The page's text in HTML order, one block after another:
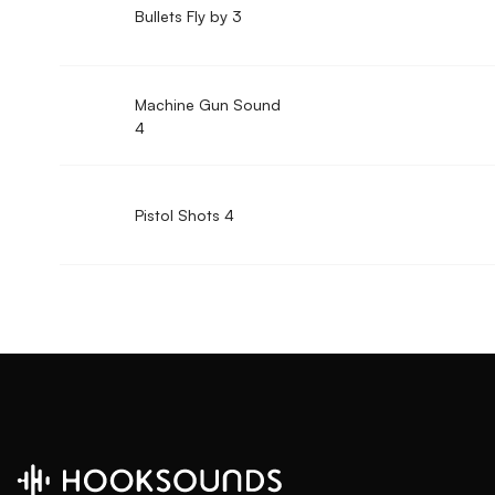
Bullets Fly by 3
Machine Gun Sound
4
Pistol Shots 4